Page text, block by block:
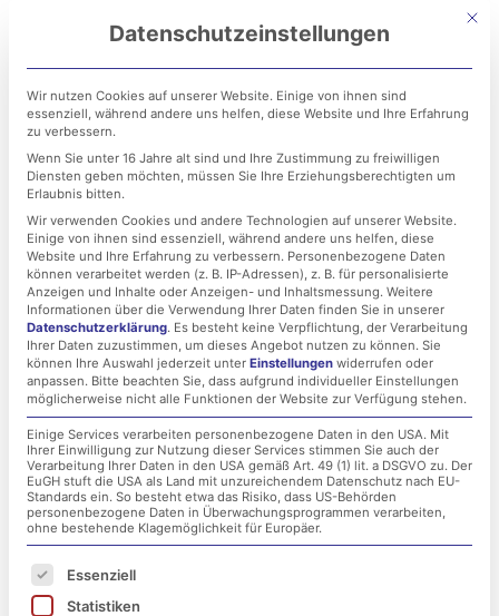
springen
Let it Bee Herbst 2023 –
eine wichtige Zeit im
Bienenstock!
9. Oktober 2023
Mit
Datenschutzeinstellungen
Wir nutzen Cookies auf unserer Website. Einige von ihnen sind
essenziell, während andere uns helfen, diese Website und Ihre Erfahrung
zu verbessern.
Wenn Sie unter 16 Jahre alt sind und Ihre Zustimmung zu freiwilligen
Diensten geben möchten, müssen Sie Ihre Erziehungsberechtigten um
Erlaubnis bitten.
Wir verwenden Cookies und andere Technologien auf unserer Website.
Einige von ihnen sind essenziell, während andere uns helfen, diese
Website und Ihre Erfahrung zu verbessern. Personenbezogene Daten
können verarbeitet werden (z. B. IP-Adressen), z. B. für personalisierte
Anzeigen und Inhalte oder Anzeigen- und Inhaltsmessung. Weitere
Informationen über die Verwendung Ihrer Daten finden Sie in unserer
Datenschutzerklärung. Es besteht keine Verpflichtung, der Verarbeitung
Ihrer Daten zuzustimmen, um dieses Angebot nutzen zu können. Sie
können Ihre Auswahl jederzeit unter Einstellungen widerrufen oder
anpassen. Bitte beachten Sie, dass aufgrund individueller Einstellungen
möglicherweise nicht alle Funktionen der Website zur Verfügung stehen.
Einige Services verarbeiten personenbezogene Daten in den USA. Mit
Ihrer Einwilligung zur Nutzung dieser Services stimmen Sie auch der
Verarbeitung Ihrer Daten in den USA gemäß Art. 49 (1) lit. a DSGVO zu. Der
EuGH stuft die USA als Land mit unzureichendem Datenschutz nach EU-
Standards ein. So besteht etwa das Risiko, dass US-Behörden
personenbezogene Daten in Überwachungsprogrammen verarbeiten,
ohne bestehende Klagemöglichkeit für Europäer.
Es folgt eine Liste der Service-Gruppen, für die
Essenziell
Statistiken